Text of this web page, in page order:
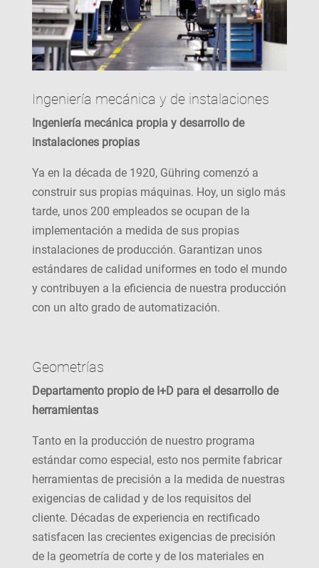
Ingeniería mecánica y de instalaciones
Ingeniería mecánica propia y desarrollo de
instalaciones propias
Ya en la década de 1920, Gühring comenzó a
construir sus propias máquinas. Hoy, un siglo más
tarde, unos 200 empleados se ocupan de la
implementación a medida de sus propias
instalaciones de producción. Garantizan unos
estándares de calidad uniformes en todo el mundo
y contribuyen a la eficiencia de nuestra producción
con un alto grado de automatización.
Geometrías
Departamento propio de I+D para el desarrollo de
herramientas
Tanto en la producción de nuestro programa
estándar como especial, esto nos permite fabricar
herramientas de precisión a la medida de nuestras
exigencias de calidad y de los requisitos del
cliente. Décadas de experiencia en rectificado
satisfacen las crecientes exigencias de precisión
de la geometría de corte y de los materiales en